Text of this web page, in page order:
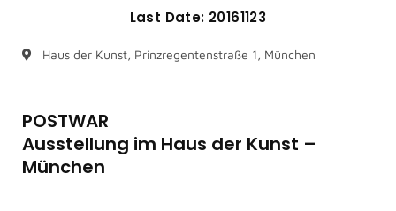
POSTWAR
Ausstellung im Haus der Kunst –
München
Last Date: 20161123
Haus der Kunst, Prinzregentenstraße 1, München